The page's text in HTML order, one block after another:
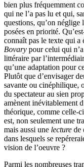
bien plus fréquemment
qui ne l’a pas lu et qui,
questions, qu’on
posées en priorité.
connaît pas le texte qui a
Bovary pour celui qui
littéraire par
qu’une adaptation pour
Plutôt que d’envisager
savante ou cinéphilique,
du spectateur au sien
amènent inévitablement
théorique, comme celle-
est, non seulement une
mais aussi une lecture de
dans lesquels se
vision de l’oeuvre ?
Parmi les nombreuses